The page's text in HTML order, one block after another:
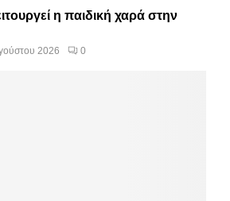
η παιδική χαρά στην
2026 0